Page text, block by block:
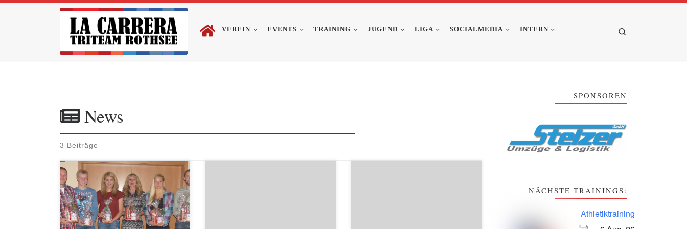
Zum Inhalt springen
VEREIN EVENTS TRAINING JUGEND LIGA SOCIALMEDIA INTERN
News
3 Beiträge
21.11.2015 Hilpoltstein Am
vergangenen Samstag konnte unser
Vereinsvorsitzender Matthias Seitz
wieder zahlreiche Mitglieder zur La
Carrera Weihnachtsfeier im Sportheim
SPONSOREN
NÄCHSTE TRAININGS:
Athletiktraining